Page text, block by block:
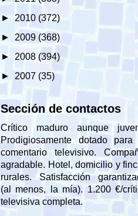
► 2010 (372)
► 2009 (368)
► 2008(394)
► 2007 (35)
Sección de contactos
Crítico maduro aunque
Prodigiosamente dotado
comentario televisivo.
agradable. Hotel, domicilio y
rurales. Satisfacción
(al menos, la mía). 1.200 €/
televisiva completa.